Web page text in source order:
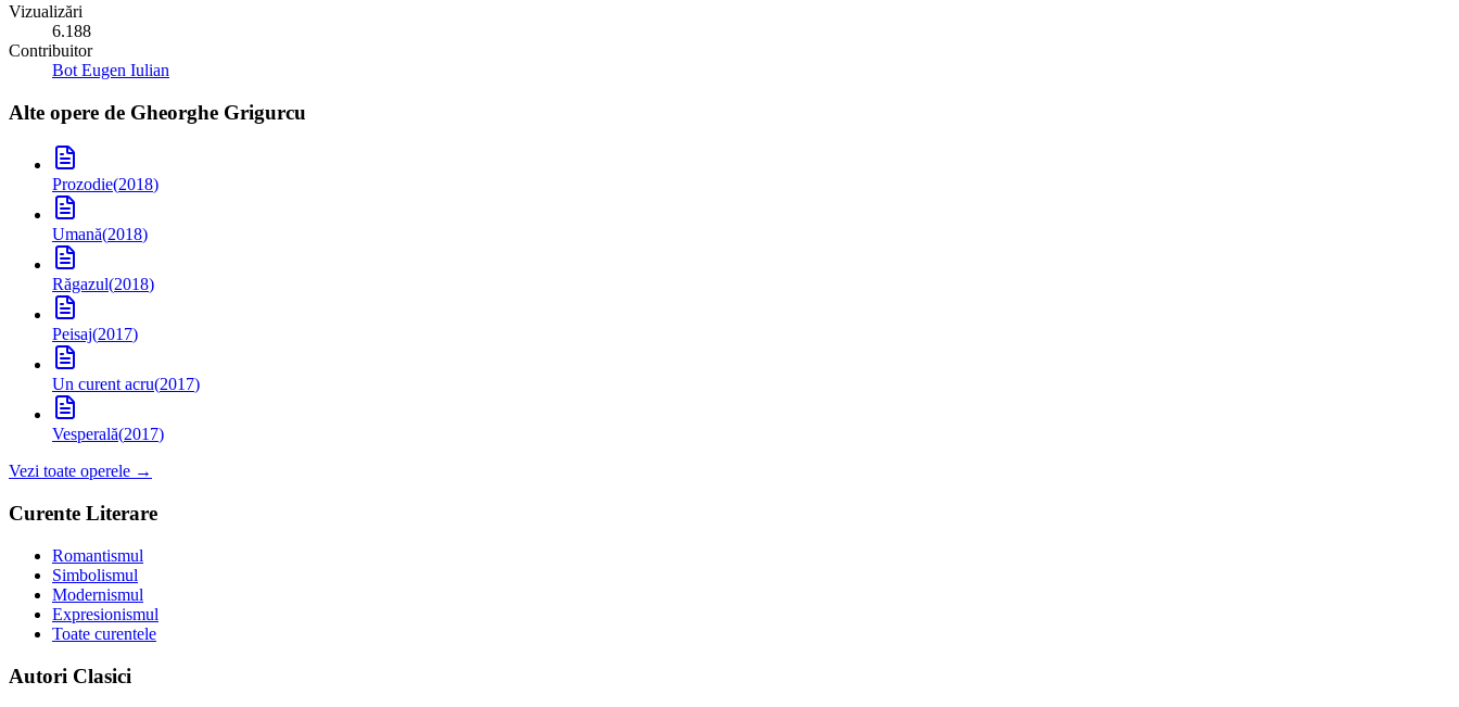
Vizualizări
6.188
Contribuitor
Bot Eugen Iulian
Alte opere de Gheorghe Grigurcu
Prozodie(2018)
Umană(2018)
Răgazul(2018)
Peisaj(2017)
Un curent acru(2017)
Vesperală(2017)
Vezi toate operele →
Curente Literare
Romantismul
Simbolismul
Modernismul
Expresionismul
Toate curentele
Autori Clasici